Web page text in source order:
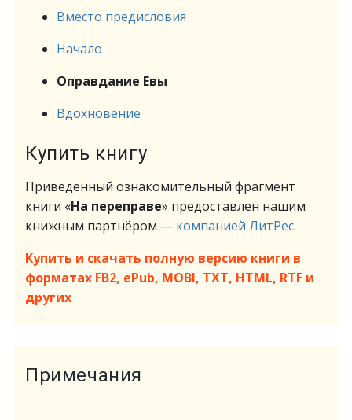
Вместо предисловия
Начало
Оправдание Евы
Вдохновение
Купить книгу
Приведённый ознакомительный фрагмент
книги «На переправе» предоставлен нашим
книжным партнёром — компанией ЛитРес.
Купить и скачать полную версию книги в
форматах FB2, ePub, MOBI, TXT, HTML, RTF и
других
Примечания